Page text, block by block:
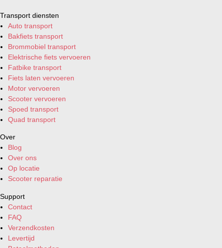
Transport diensten
Auto transport
Bakfiets transport
Brommobiel transport
Elektrische fiets vervoeren
Fatbike transport
Fiets laten vervoeren
Motor vervoeren
Scooter vervoeren
Spoed transport
Quad transport
Over
Blog
Over ons
Op locatie
Scooter reparatie
Support
Contact
FAQ
Verzendkosten
Levertijd